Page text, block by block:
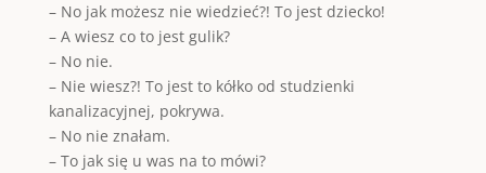
– No jak możesz nie wiedzieć?! To jest dziecko!
– A wiesz co to jest gulik?
– No nie.
– Nie wiesz?! To jest to kółko od studzienki
kanalizacyjnej, pokrywa.
– No nie znałam.
– To jak się u was na to mówi?